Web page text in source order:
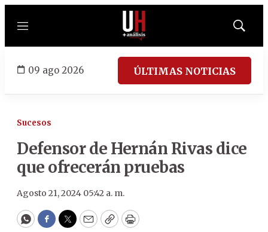
Menú
Mostrar
09 ago 2026 ÚLTIMAS NOTICIAS
Sucesos
Defensor de Hernán Rivas dice
que ofrecerán pruebas
Agosto 21, 2024 05:42 a. m.
WhatsApp
Facebook
Twitter
EmailCopyPrint